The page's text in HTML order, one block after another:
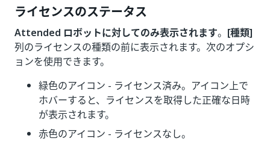
ライセンスのステータス
Attended ロボットに対してのみ表示されます。 [種類]
列のライセンスの種類の前に表示されます。次のオプシ
ョンを使用できます。
緑色のアイコン - ライセンス済み。アイコン上で
ホバーすると、ライセンスを取得した正確な日時
が表示されます。
赤色のアイコン - ライセンスなし。